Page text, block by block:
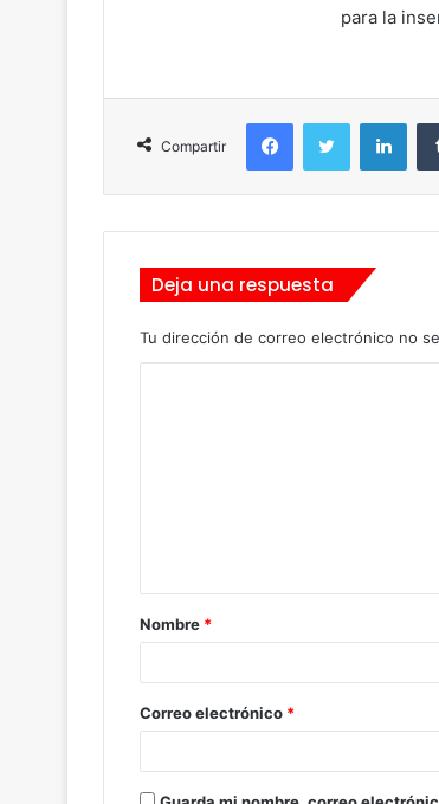
para la
Compartir
Deja una respuesta
Tu dirección de correo electrónico no
a
r
*
Nombre *
Correo electrónico *